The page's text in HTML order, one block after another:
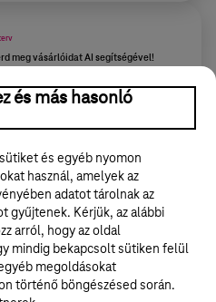
meg vásárlóidat AI segítségével!
közösség tagja!
BELÉPEK
és más hasonló
és egyéb nyomon
használ, amelyek az
adatot tárolnak az
gyűjtenek. Kérjük, az alábbi
arról, hogy az oldal
mindig bekapcsolt sütiken felül
megoldásokat
történő böngészésed során.